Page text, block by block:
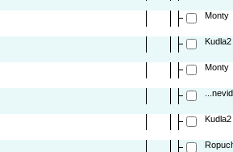
Monty
Kudla2
Monty
Kudla2